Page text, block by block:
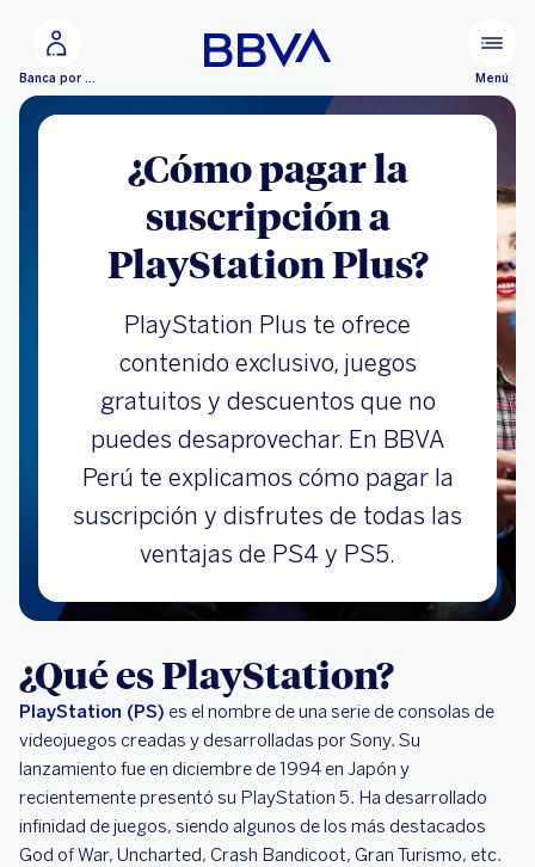
Banca por Internet Menú
¿Cómo pagar la
suscripción a
PlayStation Plus?
PlayStation Plus te ofrece
contenido exclusivo, juegos
gratuitos y descuentos que no
puedes desaprovechar. En BBVA
Perú te explicamos cómo pagar la
suscripción y disfrutes de todas las
ventajas de PS4 y PS5.
¿Qué es PlayStation?
PlayStation (PS) es el nombre de una serie de consolas de
videojuegos creadas y desarrolladas por Sony. Su
lanzamiento fue en diciembre de 1994 en Japón y
recientemente presentó su PlayStation 5. Ha desarrollado
infinidad de juegos, siendo algunos de los más destacados
God of War, Uncharted, Crash Bandicoot, Gran Turismo, etc.